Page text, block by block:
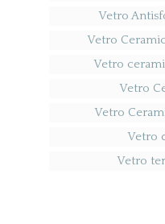
Vetro
Vetro
Vetro
Vetro
Vetro
Vetro
Vetro